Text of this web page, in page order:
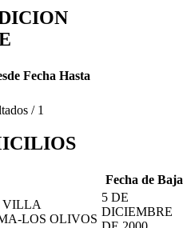
Fecha Hasta
/ 1
Fecha de Baja
VILLA
LOS OLIVOS
5 DE
DICIEMBRE